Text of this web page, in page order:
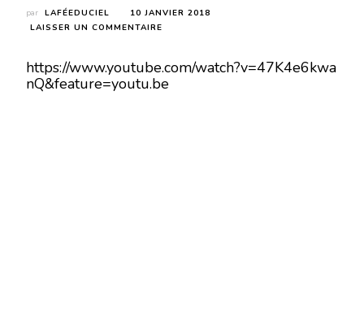
par LAFÉEDUCIEL
10 JANVIER 2018
LAISSER UN COMMENTAIRE
LA
LUNE
https://www.youtube.com/watch?v=47K4e6kwa
nQ&feature=youtu.be